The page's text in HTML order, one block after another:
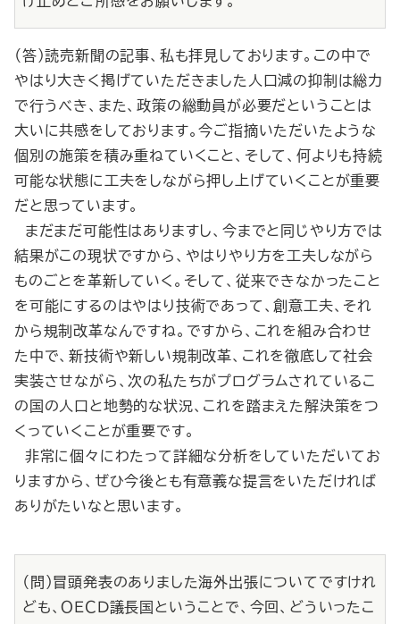
（答）読売新聞の記事、私も拝見しております。この中で
やはり大きく掲げていただきました人口減の抑制は総力
で行うべき、また、政策の総動員が必要だということは
大いに共感をしております。今ご指摘いただいたような
個別の施策を積み重ねていくこと、そして、何よりも持続
可能な状態に工夫をしながら押し上げていくことが重要
だと思っています。
まだまだ可能性はありますし、今までと同じやり方では
結果がこの現状ですから、やはりやり方を工夫しながら
ものごとを革新していく。そして、従来できなかったこと
を可能にするのはやはり技術であって、創意工夫、それ
から規制改革なんですね。ですから、これを組み合わせ
た中で、新技術や新しい規制改革、これを徹底して社会
実装させながら、次の私たちがプログラムされているこ
の国の人口と地勢的な状況、これを踏まえた解決策をつ
くっていくことが重要です。
非常に個々にわたって詳細な分析をしていただいてお
りますから、ぜひ今後とも有意義な提言をいただければ
ありがたいなと思います。
（問）冒頭発表のありました海外出張についてですけれ
ども、ＯＥＣＤ議長国ということで、今回、どういったこ